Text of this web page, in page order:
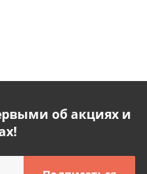
об акциях и